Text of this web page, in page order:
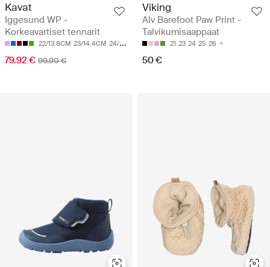
Kavat
Iggesund WP -
Korkeavartiset tennarit
22/13.8CM 23/14.4CM 24/15.1CM 25/15.8CM 26/16.5CM
79.92 € 99.90 €
Viking
Alv Barefoot Paw Print -
Talvikumisaappaat
21 23 24 25 26
50 €